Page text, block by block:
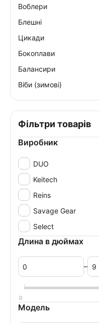
Воблери
Блешні
Цикади
Бокоплави
Балансири
Віби (зимові)
Фільтри товарів
Виробник
DUO
Keitech
Reins
Savage Gear
Select
Длина в дюймах
–
0
Модель